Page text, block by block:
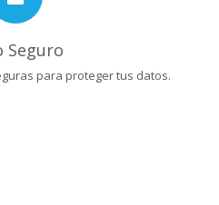
Seguro
para proteger tus datos.